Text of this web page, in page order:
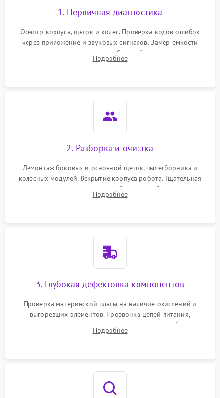
1. Первичная диагностика
Осмотр корпуса, щеток и колес. Проверка кодов ошибок
через приложение и звуковых сигналов. Замер емкости
аккумулятора и тестирование базовой станции зарядки.
Оценка работы лидара, бампера и датчиков падения для
Подробнее
2. Разборка и очистка
Демонтаж боковых и основной щеток, пылесборника и
колесных модулей. Вскрытие корпуса робота. Тщательная
очистка внутренних полостей, шестерней и плат от
скопившейся пыли, волос и шерсти животных с
Подробнее
3. Глубокая дефектовка компонентов
Проверка материнской платы на наличие окислений и
выгоревших элементов. Прозвонка цепей питания,
тестирование приводных моторов колес и турбины
всасывания. Оценка состояния оптических и инфракрасных
Подробнее